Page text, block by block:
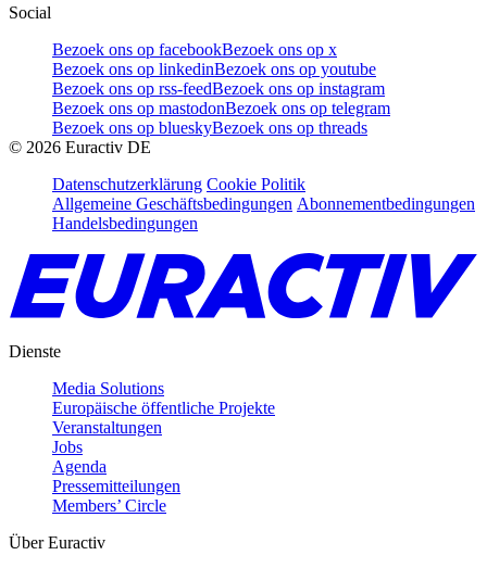
Social
Bezoek ons op facebookBezoek ons op x
Bezoek ons op linkedinBezoek ons op youtube
Bezoek ons op rss-feedBezoek ons op instagram
Bezoek ons op mastodonBezoek ons op telegram
Bezoek ons op blueskyBezoek ons op threads
© 2026 Euractiv DE
Datenschutzerklärung Cookie Politik
Allgemeine Geschäftsbedingungen Abonnementbedingungen
Handelsbedingungen
Dienste
Media Solutions
Europäische öffentliche Projekte
Veranstaltungen
Jobs
Agenda
Pressemitteilungen
Members’ Circle
Über Euractiv